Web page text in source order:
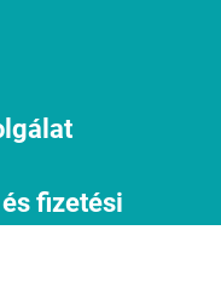
fizetési